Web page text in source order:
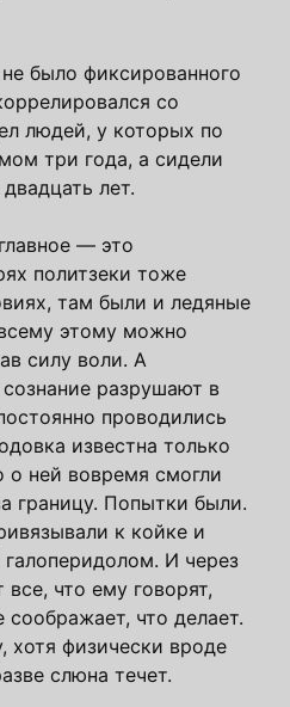
было фиксированного
со
людей, у которых по
три года, а сидели
лет.
— это
политзеки тоже
там были и ледяные
этому можно
силу воли. А
разрушают в
проводились
известна только
о ней вовремя смогли
границу. Попытки были.
к койке и
И через
что ему говорят,
что делает.
хотя физически вроде
слюна течет.